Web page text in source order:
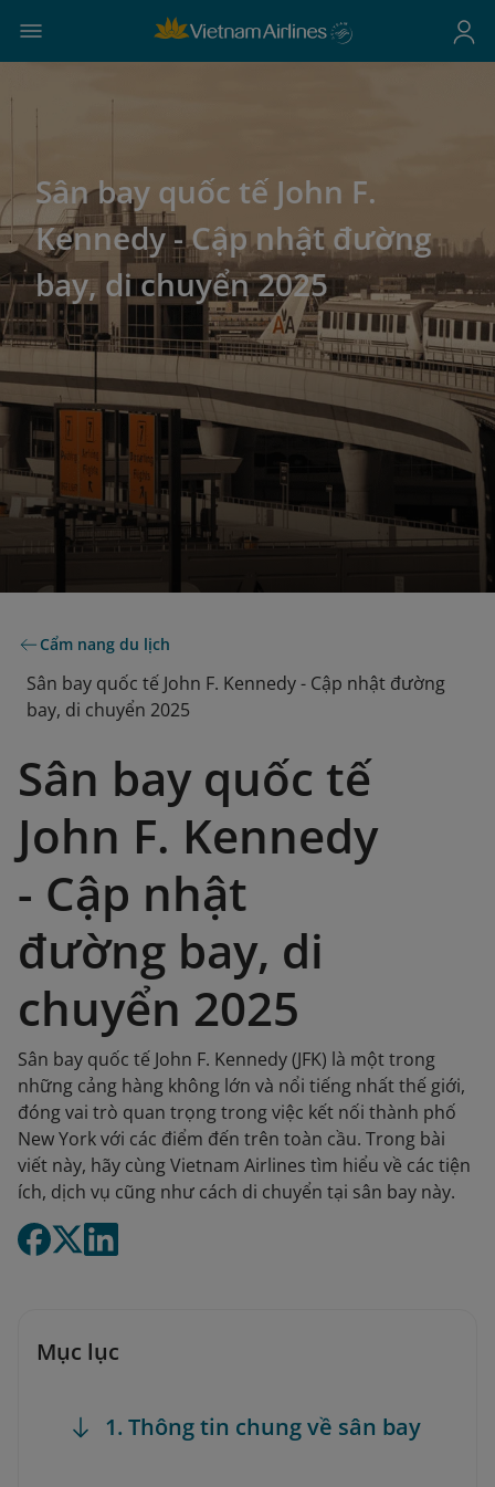
Sân bay quốc tế John F.
Kennedy - Cập nhật đường
bay, di chuyển 2025
Cẩm nang du lịch
Sân bay quốc tế John F. Kennedy - Cập nhật đường
bay, di chuyển 2025
Sân bay quốc tế
John F. Kennedy
- Cập nhật
đường bay, di
chuyển 2025
Sân bay quốc tế John F. Kennedy (JFK) là một trong
những cảng hàng không lớn và nổi tiếng nhất thế giới,
đóng vai trò quan trọng trong việc kết nối thành phố
New York với các điểm đến trên toàn cầu. Trong bài
viết này, hãy cùng Vietnam Airlines tìm hiểu về các tiện
ích, dịch vụ cũng như cách di chuyển tại sân bay này.
Mục lục
1. Thông tin chung về sân bay